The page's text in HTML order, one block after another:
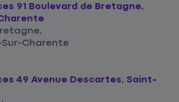
91 Boulevard de Bretagne,
Sur-Charente
49 Avenue Descartes, Saint-